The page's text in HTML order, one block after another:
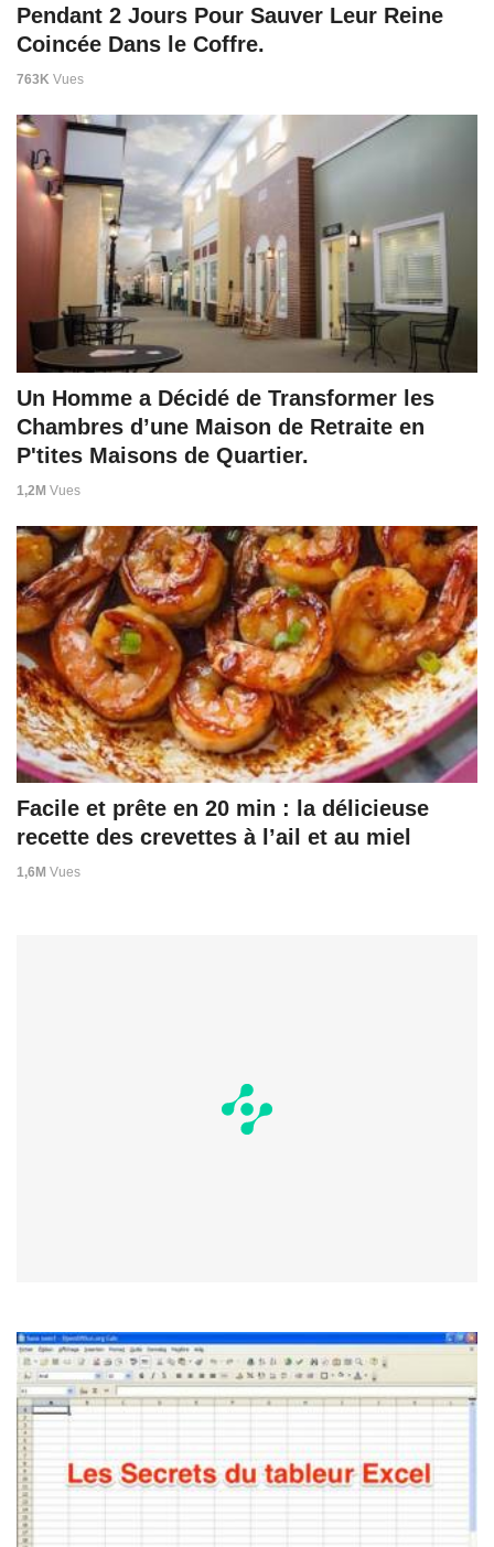
Pendant 2 Jours Pour Sauver Leur Reine
Coincée Dans le Coffre.
763K Vues
Un Homme a Décidé de Transformer les
Chambres d’une Maison de Retraite en
P'tites Maisons de Quartier.
1,2M Vues
Facile et prête en 20 min : la délicieuse
recette des crevettes à l’ail et au miel
1,6M Vues